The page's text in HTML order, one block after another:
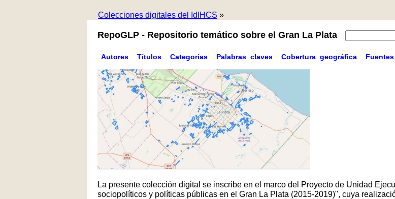
Colecciones digitales del IdIHCS »
RepoGLP - Repositorio temático sobre el Gran La Plata
Autores Títulos Categorías Palabras_claves Cobertura_geográfica Fuentes
La presente colección digital se inscribe en el marco del Proyecto de Unidad
sociopolíticos y políticas públicas en el Gran La Plata (2015-2019)", cuya